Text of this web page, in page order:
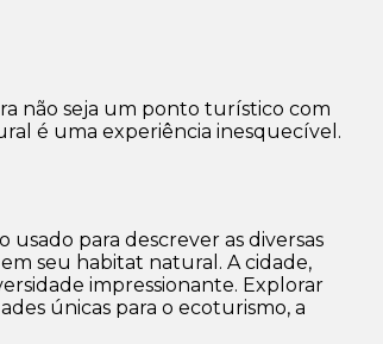
não seja um ponto turístico com
é uma experiência inesquecível.
para descrever as diversas
seu habitat natural. A cidade,
impressionante. Explorar
únicas para o ecoturismo, a